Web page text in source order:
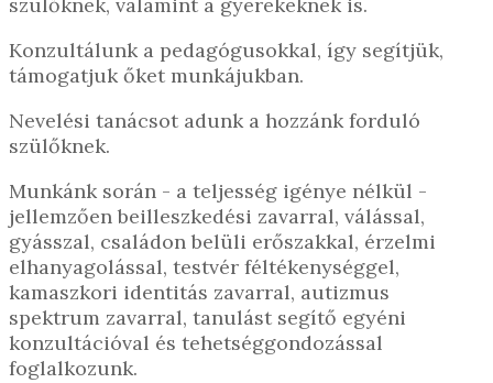
szülőknek, valamint a gyerekeknek is.
Konzultálunk a pedagógusokkal, így segítjük,
támogatjuk őket munkájukban.
Nevelési tanácsot adunk a hozzánk forduló
szülőknek.
Munkánk során - a teljesség igénye nélkül -
jellemzően beilleszkedési zavarral, válással,
gyásszal, családon belüli erőszakkal, érzelmi
elhanyagolással, testvér féltékenységgel,
kamaszkori identitás zavarral, autizmus
spektrum zavarral, tanulást segítő egyéni
konzultációval és tehetséggondozással
foglalkozunk.